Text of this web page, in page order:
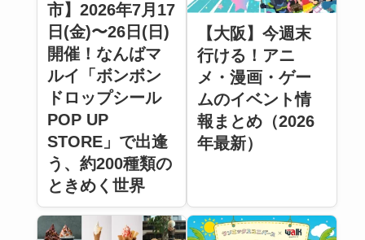
市】2026年7月17
日(金)〜26日(日)
開催！なんばマ
ルイ「ボンボン
ドロップシール
POP UP
STORE」で出逢
う、約200種類の
ときめく世界
【大阪】今週末
行ける！アニ
メ・漫画・ゲー
ムのイベント情
報まとめ（2026
年最新）